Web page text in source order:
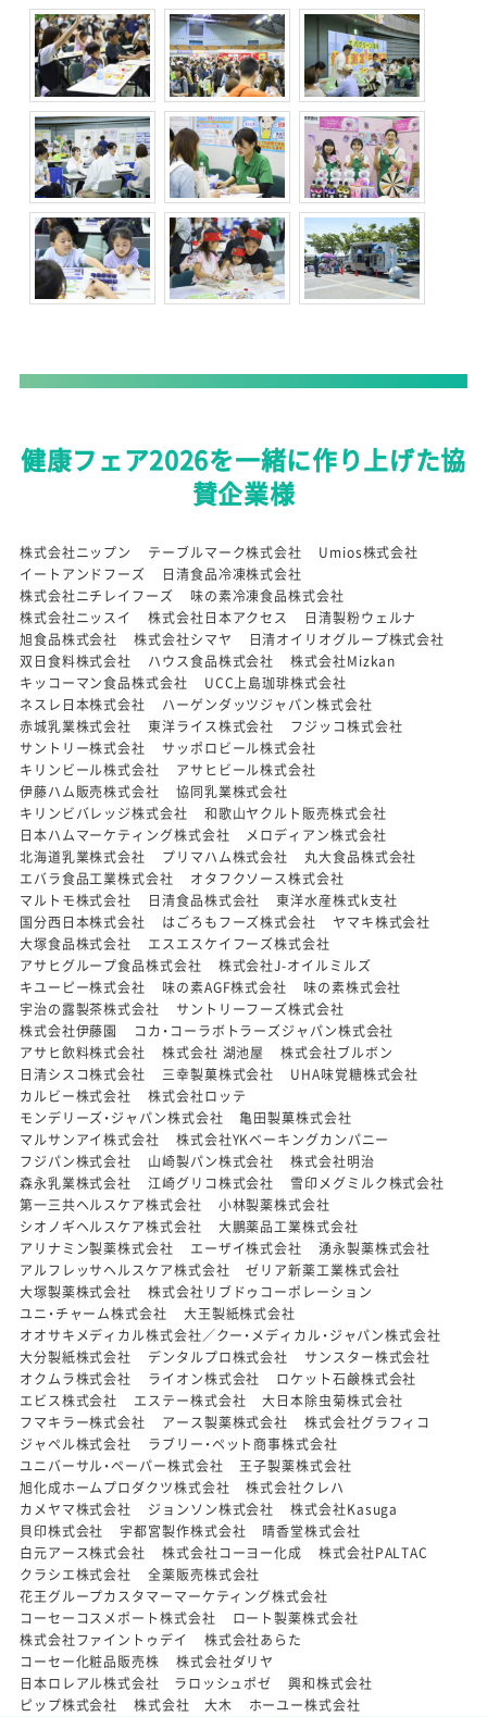
健康フェア2026を一緒に作り上げた協
賛企業様
株式会社ニップン テーブルマーク株式会社
Umios株式会社
イートアンドフーズ
日清食品冷凍株式会社
株式会社ニチレイフーズ
味の素冷凍食品株式会社
株式会社ニッスイ
株式会社日本アクセス
日清製粉ウェルナ
旭食品株式会社
株式会社シマヤ
日清オイリオグループ株式会社
双日食料株式会社
ハウス食品株式会社
株式会社Mizkan
キッコーマン食品株式会社
UCC上島珈琲株式会社
ネスレ日本株式会社
ハーゲンダッツジャパン株式会社
赤城乳業株式会社
東洋ライス株式会社
フジッコ株式会社
サントリー株式会社
サッポロビール株式会社
キリンビール株式会社
アサヒビール株式会社
伊藤ハム販売株式会社
協同乳業株式会社
キリンビバレッジ株式会社
和歌山ヤクルト販売株式会社
日本ハムマーケティング株式会社
メロディアン株式会社
北海道乳業株式会社
プリマハム株式会社
丸大食品株式会社
エバラ食品工業株式会社
オタフクソース株式会社
マルトモ株式会社
日清食品株式会社
東洋水産株式k支社
国分西日本株式会社
はごろもフーズ株式会社
ヤマキ株式会社
大塚食品株式会社
エスエスケイフーズ株式会社
アサヒグループ食品株式会社
株式会社J-オイルミルズ
キユーピー株式会社
味の素AGF株式会社
味の素株式会社
宇治の露製茶株式会社
サントリーフーズ株式会社
株式会社伊藤園
コカ・コーラボトラーズジャパン株式会社
アサヒ飲料株式会社
株式会社 湖池屋
株式会社ブルボン
日清シスコ株式会社
三幸製菓株式会社
UHA味覚糖株式会社
カルビー株式会社
株式会社ロッテ
モンデリーズ・ジャパン株式会社
亀田製菓株式会社
マルサンアイ株式会社
株式会社YKベーキングカンパニー
フジパン株式会社
山崎製パン株式会社
株式会社明治
森永乳業株式会社
江崎グリコ株式会社
雪印メグミルク株式会社
第一三共ヘルスケア株式会社
小林製薬株式会社
シオノギヘルスケア株式会社
大鵬薬品工業株式会社
アリナミン製薬株式会社
エーザイ株式会社
湧永製薬株式会社
アルフレッサヘルスケア株式会社
ゼリア新薬工業株式会社
大塚製薬株式会社
株式会社リブドゥコーポレーション
ユニ・チャーム株式会社
大王製紙株式会社
オオサキメディカル株式会社／クー・メディカル・ジャパン株式会社
大分製紙株式会社
デンタルプロ株式会社
サンスター株式会社
オクムラ株式会社
ライオン株式会社
ロケット石鹸株式会社
エビス株式会社
エステー株式会社
大日本除虫菊株式会社
フマキラー株式会社
アース製薬株式会社
株式会社グラフィコ
ジャペル株式会社
ラブリー・ペット商事株式会社
ユニバーサル・ペーパー株式会社
王子製薬株式会社
旭化成ホームプロダクツ株式会社
株式会社クレハ
カメヤマ株式会社
ジョンソン株式会社
株式会社Kasuga
貝印株式会社
宇都宮製作株式会社
晴香堂株式会社
白元アース株式会社
株式会社コーヨー化成
株式会社PALTAC
クラシエ株式会社
全薬販売株式会社
花王グループカスタマーマーケティング株式会社
コーセーコスメポート株式会社
ロート製薬株式会社
株式会社ファイントゥデイ
株式会社あらた
コーセー化粧品販売株
株式会社ダリヤ
日本ロレアル株式会社 ラロッシュポゼ
興和株式会社
ピップ株式会社
株式会社 大木 ホーユー株式会社